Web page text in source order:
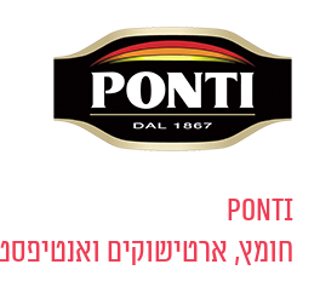
Ponti
חומץ, ארטישוקים